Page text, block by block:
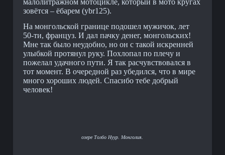
малолитражном мотоцикле, который в мото кругах
зовётся – ёбарем (ybr125).
На монгольской границе подошел мужичок, лет
50-ти, француз. И дал пачку денег, монгольских!
Мне так было неудобно, но он с такой искренней
улыбкой протянул руку. Похлопал по плечу и
пожелал удачного пути. Я так расчувствовался в
тот момент. В очередной раз убедился, что в мире
много хороших людей. Спасибо тебе добрый
человек!
озере Толбо Нуур. Монголия.